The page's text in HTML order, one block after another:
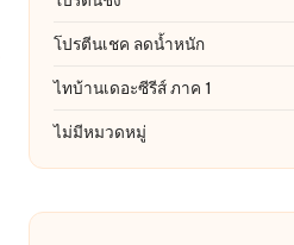
โปรตีนเชค ลดน้ำหนัก
ไทบ้านเดอะซีรีส์ ภาค 1
ไม่มีหมวดหมู่